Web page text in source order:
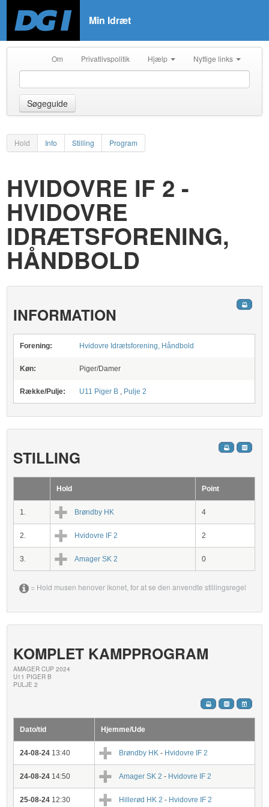
Min Idræt
Om Privatlivspolitik Hjælp Nyttige links
Søgeguide
Hold Info Stilling Program
HVIDOVRE IF 2 -
HVIDOVRE
IDRÆTSFORENING,
HÅNDBOLD
INFORMATION
Forening: Hvidovre Idrætsforening, Håndbold
Køn: Piger/Damer
Række/Pulje: U11 Piger B , Pulje 2
STILLING
Hold Point
1. Brøndby HK 4
2. Hvidovre IF 2 2
3. Amager SK 2 0
= Hold musen henover ikonet, for at se den anvendte stillingsregel
KOMPLET KAMPPROGRAM
AMAGER CUP 2024
U11 PIGER B
PULJE 2
Dato/tid Hjemme/Ude
24-08-24 13:40 Brøndby HK - Hvidovre IF 2
24-08-24 14:50 Amager SK 2 - Hvidovre IF 2
25-08-24 12:30 Hillerød HK 2 - Hvidovre IF 2